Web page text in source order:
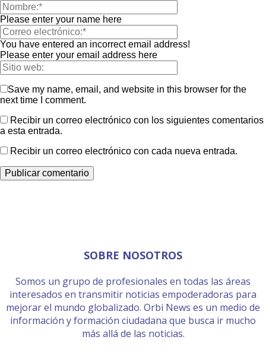
Please enter your name here
You have entered an incorrect email address!
Please enter your email address here
Save my name, email, and website in this browser for the
next time I comment.
Recibir un correo electrónico con los siguientes comentarios
a esta entrada.
Recibir un correo electrónico con cada nueva entrada.
SOBRE NOSOTROS
Somos un grupo de profesionales en todas las áreas
interesados en transmitir noticias empoderadoras para
mejorar el mundo globalizado. Orbi News es un medio de
información y formación ciudadana que busca ir mucho
más allá de las noticias.